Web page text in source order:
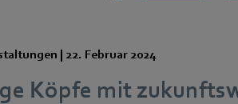
| 22. Februar 2024
Köpfe mit